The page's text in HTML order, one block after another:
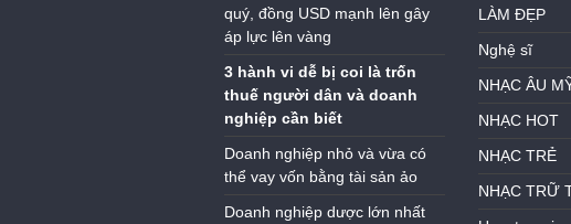
quý, đồng USD mạnh lên gây
áp lực lên vàng
3 hành vi dễ bị coi là trốn
thuế người dân và doanh
nghiệp cần biết
Doanh nghiệp nhỏ và vừa có
thể vay vốn bằng tài sản ảo
Doanh nghiệp dược lớn nhất
LÀM ĐẸP
Nghệ sĩ
NHẠC ÂU
NHẠC HOT
NHẠC TRẺ
NHẠC TRỮ